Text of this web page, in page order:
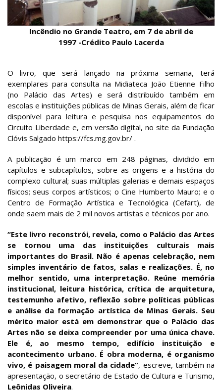
Incêndio no Grande Teatro, em 7 de abril de
1997 -Crédito Paulo Lacerda
O livro, que será lançado na próxima semana, terá
exemplares para consulta na Midiateca João Etienne Filho
(no Palácio das Artes) e será distribuído também em
escolas e instituições públicas de Minas Gerais, além de ficar
disponível para leitura e pesquisa nos equipamentos do
Circuito Liberdade e, em versão digital, no site da Fundação
Clóvis Salgado https://fcs.mg.gov.br/ .
A publicação é um marco em 248 páginas, dividido em
capítulos e subcapítulos, sobre as origens e a história do
complexo cultural; suas múltiplas galerias e demais espaços
físicos; seus corpos artísticos; o Cine Humberto Mauro; e o
Centro de Formação Artística e Tecnológica (Cefart), de
onde saem mais de 2 mil novos artistas e técnicos por ano.
“Este livro reconstrói, revela, como o Palácio das Artes
se tornou uma das instituições culturais mais
importantes do Brasil. Não é apenas celebração, nem
simples inventário de fatos, salas e realizações. É, no
melhor sentido, uma interpretação. Reúne memória
institucional, leitura histórica, crítica de arquitetura,
testemunho afetivo, reflexão sobre políticas públicas
e análise da formação artística de Minas Gerais. Seu
mérito maior está em demonstrar que o Palácio das
Artes não se deixa compreender por uma única chave.
Ele é, ao mesmo tempo, edifício instituição e
acontecimento urbano. É obra moderna, é organismo
vivo, é paisagem moral da cidade”, escreve, também na
apresentação, o secretário de Estado de Cultura e Turismo,
Leônidas Oliveira.